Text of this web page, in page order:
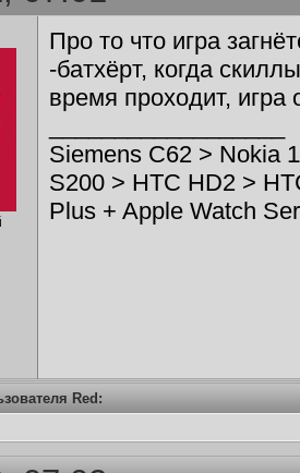
Про то что игра
-батхёрт, когда
время проходит, игра
Siemens C62 > Nokia
S200 > HTC HD2 >
Plus + Apple Watch
Red: